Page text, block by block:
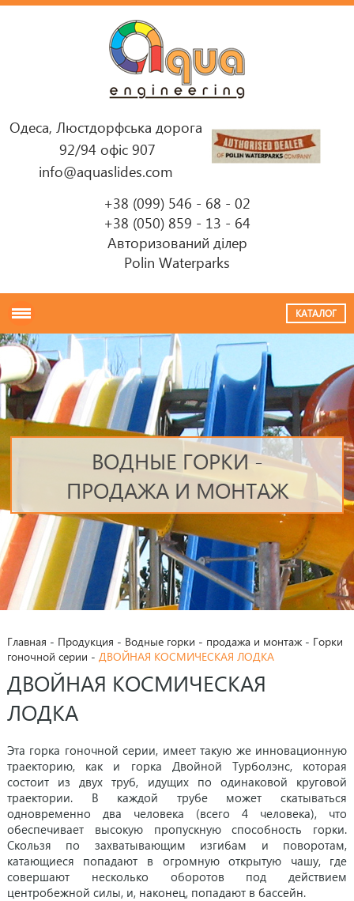
Одеса, Люстдорфська дорога
92/94 офіс 907
info@aquaslides.com
+38 (099) 546 - 68 - 02
+38 (050) 859 - 13 - 64
Авторизований ділер
Polin Waterparks
КАТАЛОГ
ВОДНЫЕ ГОРКИ -
ПРОДАЖА И МОНТАЖ
Главная - Продукция - Водные горки - продажа и монтаж- Горки
гоночной серии - ДВОЙНАЯ КОСМИЧЕСКАЯ ЛОДКА
ДВОЙНАЯ КОСМИЧЕСКАЯ
ЛОДКА
Эта горка гоночной серии, имеет такую же инновационную
траекторию, как и горка Двойной Турболэнс, которая
состоит из двух труб, идущих по одинаковой круговой
траектории. В каждой трубе может скатываться
одновременно два человека (всего 4 человека), что
обеспечивает высокую пропускную способность горки.
Скользя по захватывающим изгибам и поворотам,
катающиеся попадают в огромную открытую чашу, где
совершают несколько оборотов под действием
центробежной силы, и, наконец, попадают в бассейн.